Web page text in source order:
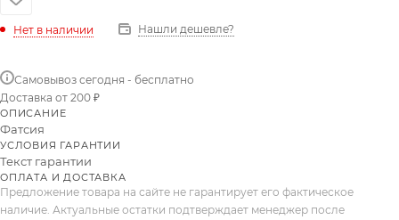
Нет в наличии Нашли дешевле?
Самовывоз сегодня - бесплатно
Доставка от 200 ₽
ОПИСАНИЕ
Фатсия
УСЛОВИЯ ГАРАНТИИ
Текст гарантии
ОПЛАТА И ДОСТАВКА
Предложение товара на сайте не гарантирует его фактическое
наличие. Актуальные остатки подтверждает менеджер после